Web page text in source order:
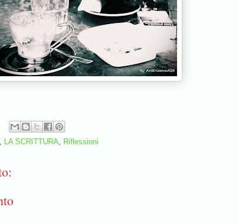
, LA SCRITTURA, Riflessioni